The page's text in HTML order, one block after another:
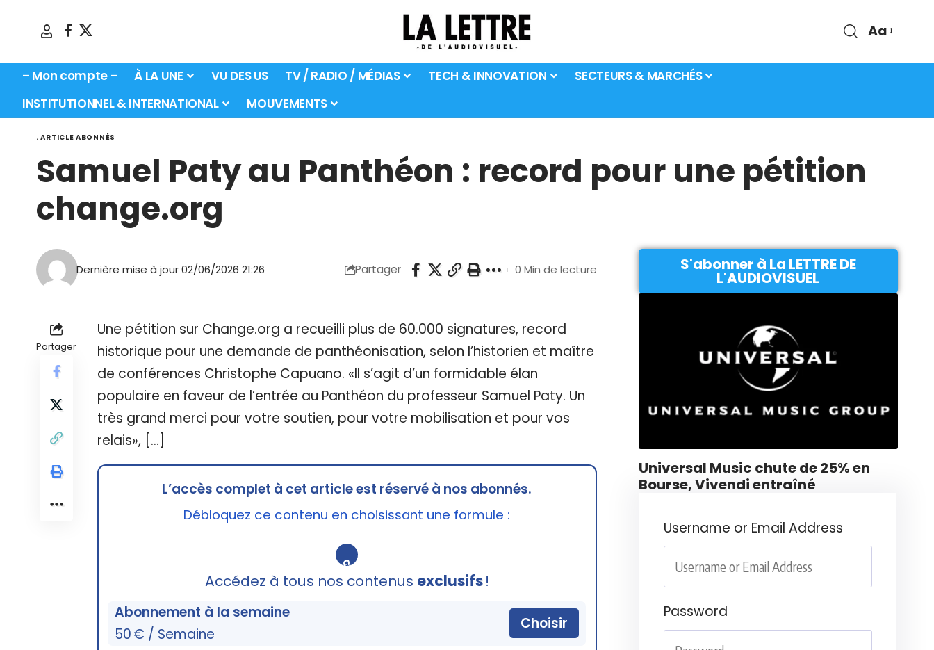
Aa
– Mon compte – À LA UNE VU DES US TV / RADIO / MÉDIAS TECH & INNOVATION
SECTEURS & MARCHÉS
INSTITUTIONNEL & INTERNATIONAL
MOUVEMENTS
. ARTICLE ABONNÉS
Samuel Paty au Panthéon : record pour une pétition
change.org
Dernière mise à jour 02/06/2026 21:26 Partager 0 Min de lecture
Partager
Une pétition sur Change.org a recueilli plus de 60.000 signatures, record
historique pour une demande de panthéonisation, selon l’historien et maître
de conférences Christophe Capuano. «Il s’agit d’un formidable élan
populaire en faveur de l’entrée au Panthéon du professeur Samuel Paty. Un
très grand merci pour votre soutien, pour votre mobilisation et pour vos
relais», […]
L’accès complet à cet article est réservé à nos abonnés.
Débloquez ce contenu en choisissant une formule :
🔒
Accédez à tous nos contenus exclusifs!
Abonnement à la semaine
50 € / Semaine
Choisir
S'abonner à La LETTRE DE
L'AUDIOVISUEL
Universal Music chute de 25% en
Bourse, Vivendi entraîné
Username or Email Address
Password